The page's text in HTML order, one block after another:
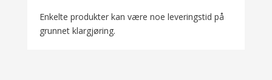
Enkelte produkter kan være noe leveringstid på
grunnet klargjøring.